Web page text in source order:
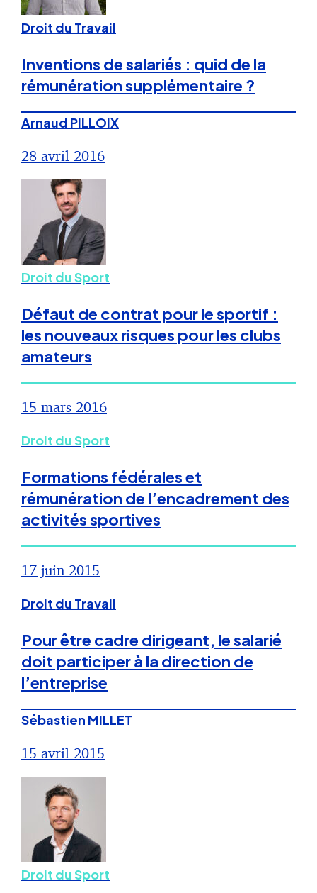
Droit du Travail
Inventions de salariés : quid de la
rémunération supplémentaire ?
Arnaud PILLOIX
28 avril 2016
Droit du Sport
Défaut de contrat pour le sportif :
les nouveaux risques pour les clubs
amateurs
15 mars 2016
Droit du Sport
Formations fédérales et
rémunération de l’encadrement des
activités sportives
17 juin 2015
Droit du Travail
Pour être cadre dirigeant, le salarié
doit participer à la direction de
l’entreprise
Sébastien MILLET
15 avril 2015
Droit du Sport